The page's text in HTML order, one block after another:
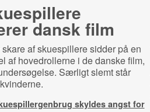
dansk film
af skuespillere sidder på en
af hovedrollerne i de danske film,
Særligt slemt står
skyldes angst for